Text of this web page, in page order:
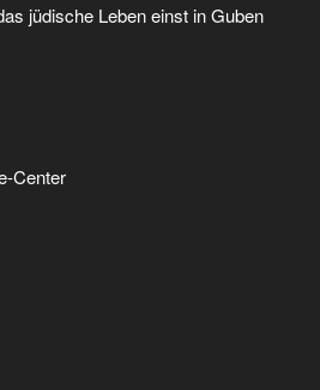
jüdische Leben einst in Guben
Center